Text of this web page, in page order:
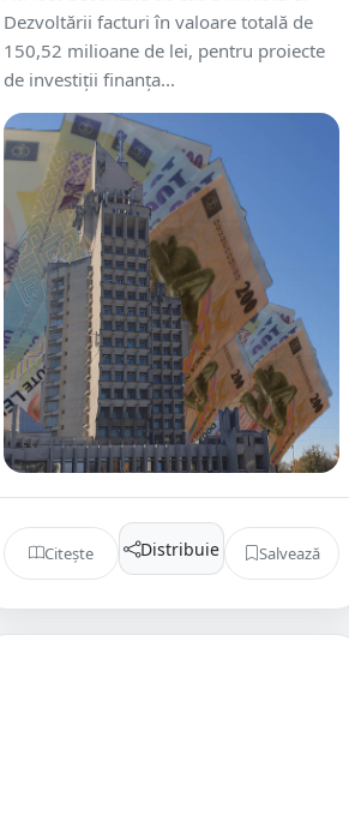
Dezvoltării facturi în valoare totală de
150,52 milioane de lei, pentru proiecte
de investiții finanța...
Citește Distribuie Salvează